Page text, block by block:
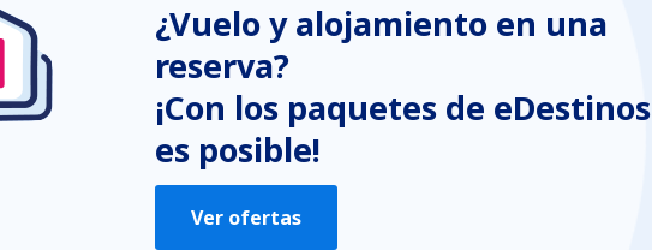
¿Vuelo y alojamiento en una
reserva?
¡Con los paquetes de eDestinos
es posible!
Ver ofertas